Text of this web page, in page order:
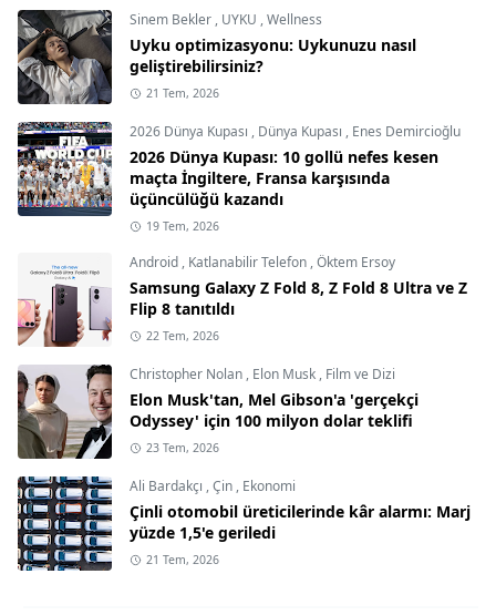
Sinem Bekler , UYKU ,Wellness
Uyku optimizasyonu: Uykunuzu nasıl
geliştirebilirsiniz?
21 Tem, 2026
2026 Dünya Kupası , Dünya Kupası , Enes Demircioğlu
2026 Dünya Kupası: 10 gollü nefes kesen
maçta İngiltere, Fransa karşısında
üçüncülüğü kazandı
19 Tem, 2026
Android , Katlanabilir Telefon ,Öktem Ersoy
Samsung Galaxy Z Fold 8, Z Fold 8 Ultra ve Z
Flip 8 tanıtıldı
22 Tem, 2026
Christopher Nolan , Elon Musk , Film ve Dizi
Elon Musk'tan, Mel Gibson'a 'gerçekçi
Odyssey' için 100 milyon dolar teklifi
23 Tem, 2026
Ali Bardakçı ,Çin , Ekonomi
Çinli otomobil üreticilerinde kâr alarmı: Marj
yüzde 1,5'e geriledi
21 Tem, 2026